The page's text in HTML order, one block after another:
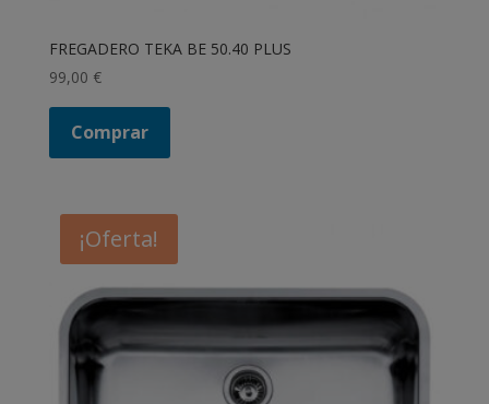
FREGADERO TEKA BE 50.40 PLUS
99,00 €
Comprar
¡Oferta!